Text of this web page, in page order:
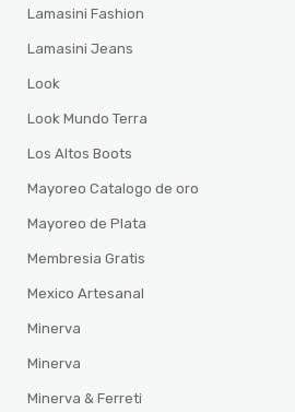
Lamasini Fashion
Lamasini Jeans
Look
Look Mundo Terra
Los Altos Boots
Mayoreo Catalogo de oro
Mayoreo de Plata
Membresia Gratis
Mexico Artesanal
Minerva
Minerva
Minerva & Ferreti